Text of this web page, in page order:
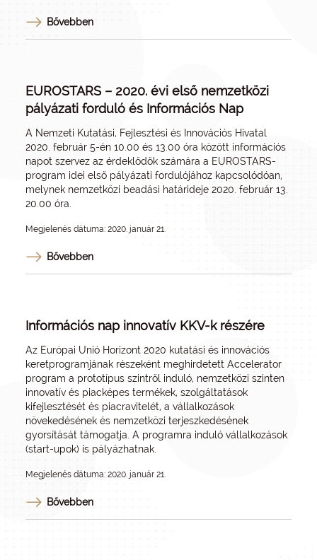
Bővebben
EUROSTARS – 2020. évi első nemzetközi
pályázati forduló és Információs Nap
A Nemzeti Kutatási, Fejlesztési és Innovációs Hivatal
2020. február 5-én 10.00 és 13.00 óra között információs
napot szervez az érdeklődők számára a EUROSTARS-
program idei első pályázati fordulójához kapcsolódóan,
melynek nemzetközi beadási határideje 2020. február 13.
20.00 óra.
Megjelenés dátuma: 2020. január 21.
Bővebben
Információs nap innovatív KKV-k részére
Az Európai Unió Horizont 2020 kutatási és innovációs
keretprogramjának részeként meghirdetett Accelerator
program a prototípus szintről induló, nemzetközi szinten
innovatív és piacképes termékek, szolgáltatások
kifejlesztését és piacravitelét, a vállalkozások
növekedésének és nemzetközi terjeszkedésének
gyorsítását támogatja. A programra induló vállalkozások
(start-upok) is pályázhatnak.
Megjelenés dátuma: 2020. január 21.
Bővebben